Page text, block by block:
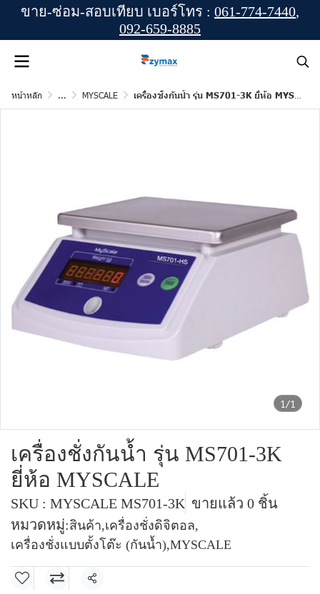
ขาย-ซ่อม-สอบเทียบ เบอร์โทร : 061-774-7440,
092-659-8885
หน้าหลัก ... MYSCALE เครื่องชั่งกันน้ำ รุ่น MS701-3K ยี่ห้อ MYSCALE
1/1
เครื่องชั่งกันน้ำ รุ่น MS701-3K
ยี่ห้อ MYSCALE
SKU : MYSCALE MS701-3K ขายแล้ว 0 ชิ้น
หมวดหมู่:สินค้า,เครื่องชั่งดิจิตอล,
เครื่องชั่งแบบตั้งโต๊ะ (กันน้ำ),MYSCALE
แชร์